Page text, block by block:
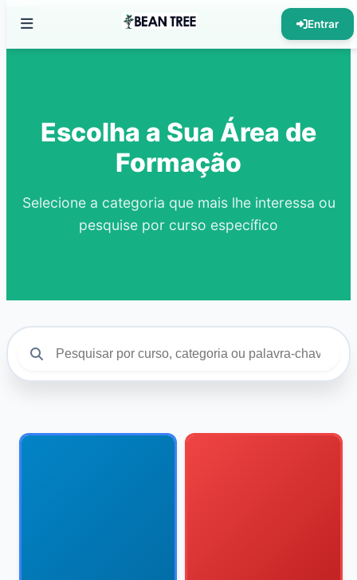
Entrar
Escolha a Sua Área de
Formação
Selecione a categoria que mais lhe interessa ou
pesquise por curso específico